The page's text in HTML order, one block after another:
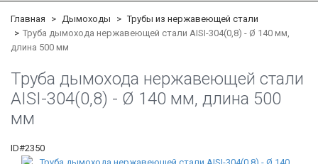
Главная Дымоходы
Трубы из нержавеющей стали
Труба дымохода нержавеющей стали AISI-304(0,8) - Ø 140 мм,
длина 500 мм
Труба дымохода нержавеющей стали
AISI-304(0,8) - Ø 140 мм, длина 500
мм
ID#2350